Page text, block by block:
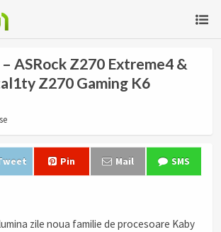
ASRock Z270 Extreme4 &
Z270 Gaming K6
Pin Mail SMS
zile noua familie de procesoare Kaby